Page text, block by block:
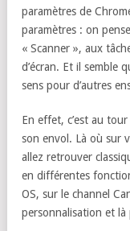
paramètres de
paramètres : on
« Scanner », aux
d’écran. Et il semble
sens pour d’autres
En effet, c’est au
son envol. Là où sur
allez retrouver
en différentes
OS, sur le channel
personnalisation et